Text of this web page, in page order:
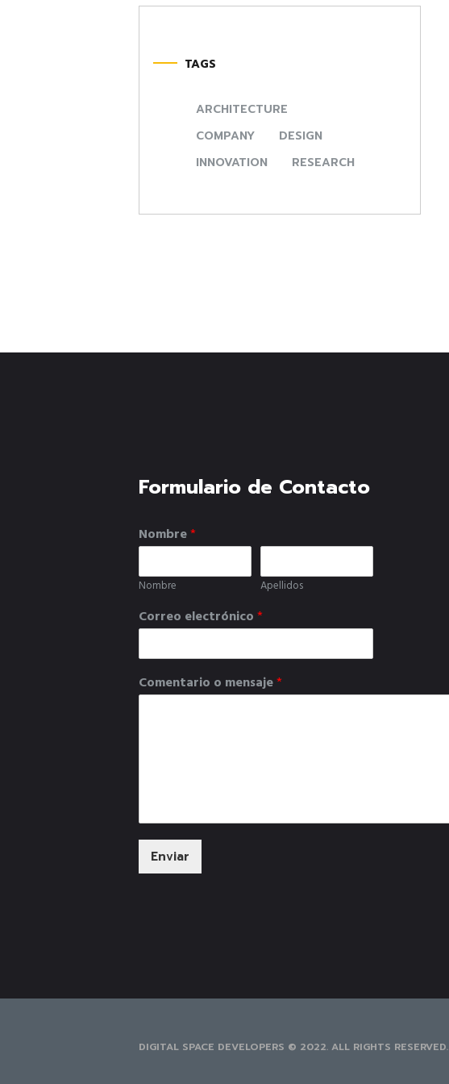
TAGS
ARCHITECTURE
COMPANY
DESIGN
INNOVATION
RESEARCH
Formulario de Contacto
Nombre*
Nombre Apellidos
Correo electrónico*
Comentario o mensaje*
Enviar
DIGITAL SPACE DEVELOPERS © 2022. ALL RIGHTS RESERVED.